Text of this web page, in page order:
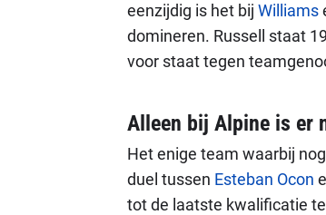
eenzijdig is het bij Williams
domineren. Russell staat
voor staat tegen
Alleen bij Alpine is er
Het enige team waarbij
duel tussen Esteban Ocon
tot de laatste kwalificatie